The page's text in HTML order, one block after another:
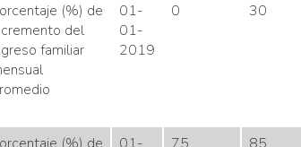
(%) de
del
familiar
01-
01-
2019
0 30